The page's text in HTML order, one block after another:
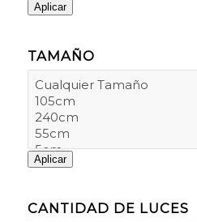
Aplicar
TAMAÑO
Aplicar
CANTIDAD DE LUCES